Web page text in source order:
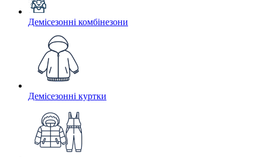
Демісезонні комбінезони
Демісезонні куртки